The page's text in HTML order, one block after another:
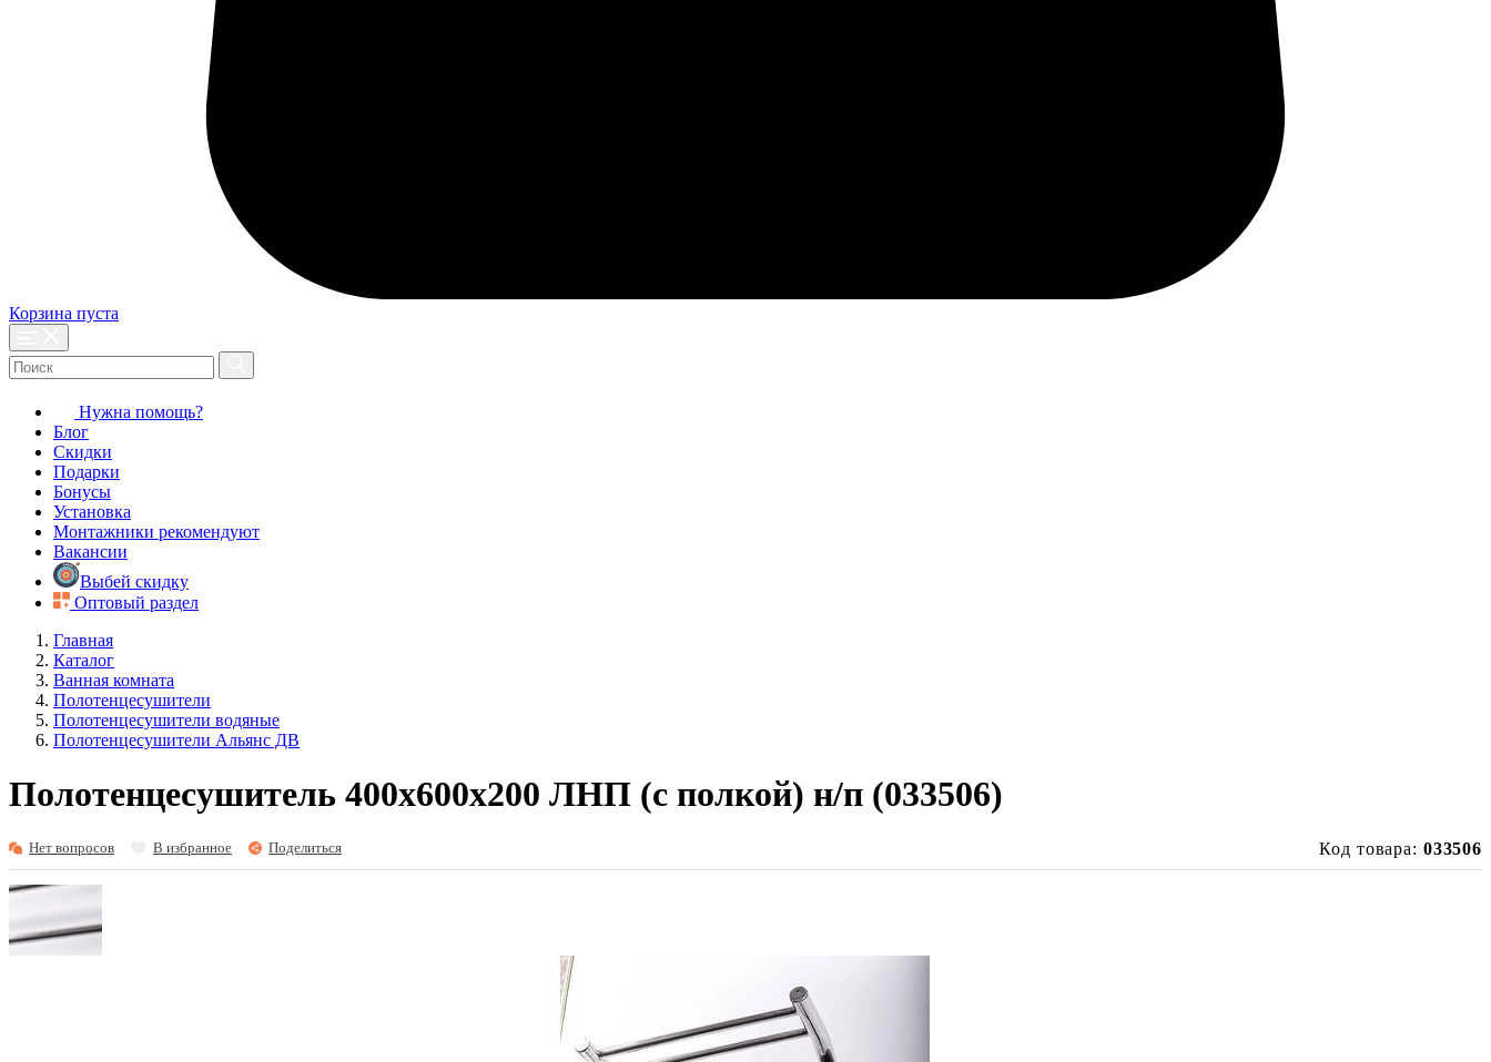
Корзина пуста
Нужна помощь?
Блог
Скидки
Подарки
Бонусы
Установка
Монтажники рекомендуют
Вакансии
Выбей скидку
Оптовый раздел
Главная
Каталог
Ванная комната
Полотенцесушители
Полотенцесушители водяные
Полотенцесушители Альянс ДВ
Полотенцесушитель 400х600х200 ЛНП (с полкой) н/п (033506)
Нет вопросов В избранное Поделиться Код товара: 033506